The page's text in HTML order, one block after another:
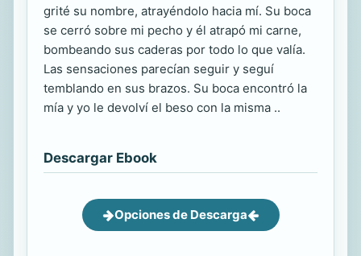
grité su nombre, atrayéndolo hacia mí. Su boca
se cerró sobre mi pecho y él atrapó mi carne,
bombeando sus caderas por todo lo que valía.
Las sensaciones parecían seguir y seguí
temblando en sus brazos. Su boca encontró la
mía y yo le devolví el beso con la misma ..
Descargar Ebook
Opciones de Descarga